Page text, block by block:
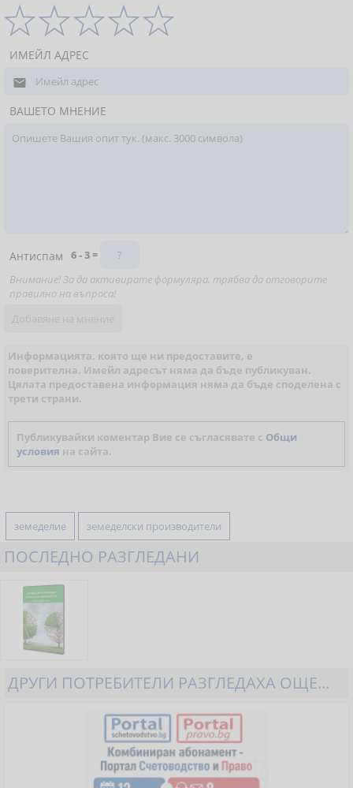
ИМЕЙЛ АДРЕС

ВАШЕТО МНЕНИЕ
Антиспам
6 - 3 =
Внимание! За да активирате формуляра, трябва да отговорите
правилно на въпроса!
Информацията, която ще ни предоставите, е
поверителна. Имейл адресът няма да бъде публикуван.
Цялата предоставена информация няма да бъде споделена с
трети страни.
Публикувайки коментар Вие се съгласявате с Общи
условия на сайта.
земеделие земеделски производители
ПОСЛЕДНО РАЗГЛЕДАНИ
ДРУГИ ПОТРЕБИТЕЛИ РАЗГЛЕДАХА ОЩЕ...